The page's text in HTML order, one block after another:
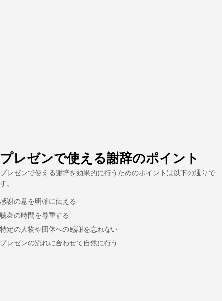
プレゼンで使える謝辞のポイント
プレゼンで使える謝辞を効果的に行うためのポイントは以下の通りで
す。
感謝の意を明確に伝える
聴衆の時間を尊重する
特定の人物や団体への感謝を忘れない
プレゼンの流れに合わせて自然に行う